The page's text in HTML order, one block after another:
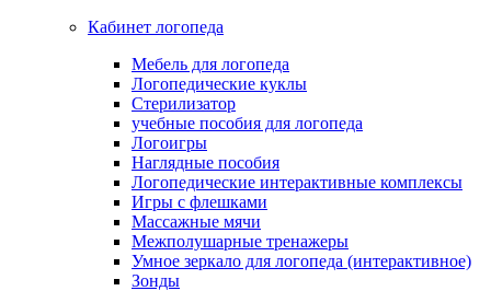
Кабинет логопеда
Мебель для логопеда
Логопедические куклы
Стерилизатор
учебные пособия для логопеда
Логоигры
Наглядные пособия
Логопедические интерактивные комплексы
Игры с флешками
Массажные мячи
Межполушарные тренажеры
Умное зеркало для логопеда (интерактивное)
Зонды